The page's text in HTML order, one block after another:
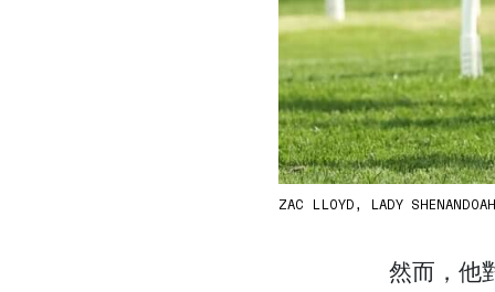
ZAC LLOYD, LADY
然而，他